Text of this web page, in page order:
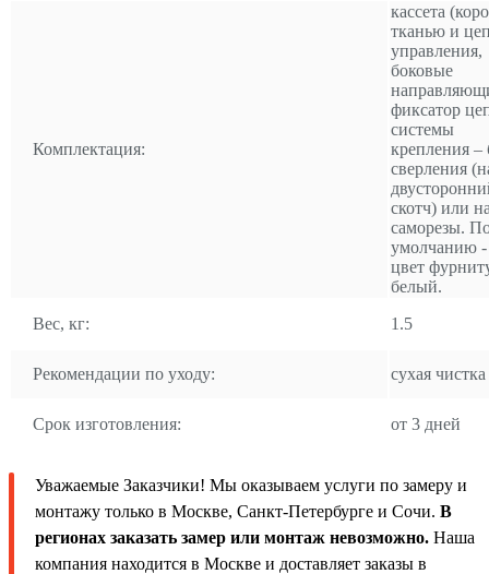
Комплектация:
кассета
тканью и
управления,
боковые
фиксатор
системы
крепления –
сверления
скотч) или
саморезы.
умолчанию -
цвет
белый.
Вес, кг:
1.5
Рекомендации по уходу: сухая чистка
Срок изготовления: от 3 дней
Уважаемые Заказчики! Мы оказываем услуги по замеру и
монтажу только в Москве, Санкт-Петербурге и Сочи. В
регионах заказать замер или монтаж невозможно. Наша
компания находится в Москве и доставляет заказы в